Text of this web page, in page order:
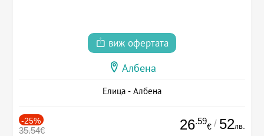
виж офертата
Албена
Елица - Албена
-25%
35.54€ 26.59
€ / 52лв.